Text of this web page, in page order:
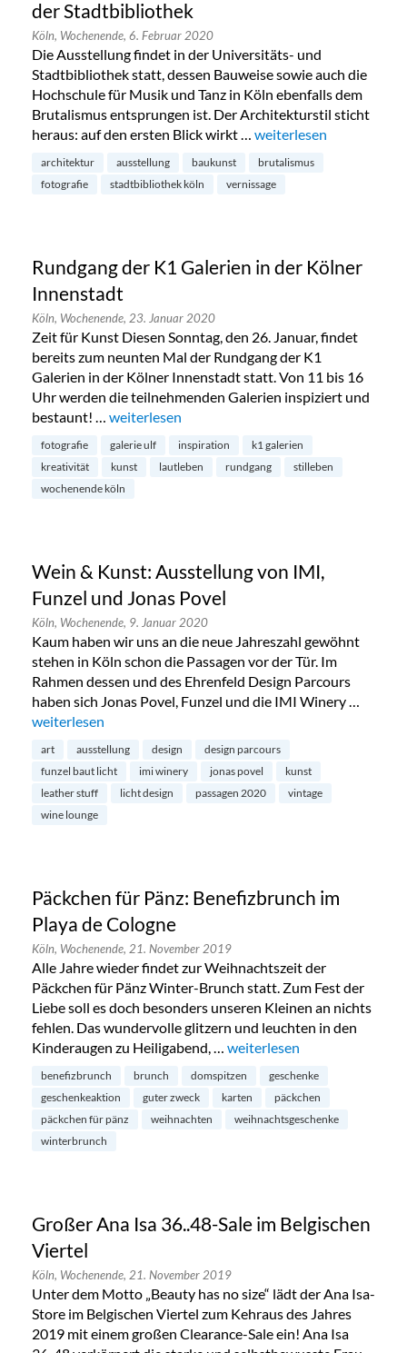
der Stadtbibliothek
Köln, Wochenende, 6. Februar 2020
Die Ausstellung findet in der Universitäts- und
Stadtbibliothek statt, dessen Bauweise sowie auch die
Hochschule für Musik und Tanz in Köln ebenfalls dem
Brutalismus entsprungen ist. Der Architekturstil sticht
heraus: auf den ersten Blick wirkt … „Ästhetik und
weiterlesen
architektur ausstellung baukunst
brutalismus
fotografie
stadtbibliothek köln vernissage
Rundgang der K1 Galerien in der Kölner
Innenstadt
Köln, Wochenende, 23. Januar 2020
Zeit für Kunst Diesen Sonntag, den 26. Januar, findet
bereits zum neunten Mal der Rundgang der K1
Galerien in der Kölner Innenstadt statt. Von 11 bis 16
Uhr werden die teilnehmenden Galerien inspiziert und
bestaunt! … „Rundgang der K1 Galerien in der Kölner
weiterlesen
fotografie galerie ulf inspiration
k1 galerien
kreativität
kunst lautleben rundgang
stilleben
wochenende köln
Wein & Kunst: Ausstellung von IMI,
Funzel und Jonas Povel
Köln, Wochenende, 9. Januar 2020
Kaum haben wir uns an die neue Jahreszahl gewöhnt
stehen in Köln schon die Passagen vor der Tür. Im
Rahmen dessen und des Ehrenfeld Design Parcours
haben sich Jonas Povel, Funzel und die IMI Winery …
„Wein & Kunst: Ausstellung von IMI, Funzel und Jonas
weiterlesen
art ausstellung design
design parcours
funzel baut licht
imi winery jonas povel
kunst
leather stuff
licht design passagen 2020
vintage
wine lounge
Päckchen für Pänz: Benefizbrunch im
Playa de Cologne
Köln, Wochenende, 21. November 2019
Alle Jahre wieder findet zur Weihnachtszeit der
Päckchen für Pänz Winter-Brunch statt. Zum Fest der
Liebe soll es doch besonders unseren Kleinen an nichts
fehlen. Das wundervolle glitzern und leuchten in den
Kinderaugen zu Heiligabend, … „Päckchen für Pänz:
weiterlesen
benefizbrunch brunch domspitzen
geschenke
geschenkeaktion
guter zweck karten
päckchen
päckchen für pänz
weihnachten
weihnachtsgeschenke
winterbrunch
Großer Ana Isa 36..48-Sale im Belgischen
Viertel
Köln, Wochenende, 21. November 2019
Unter dem Motto „Beauty has no size“ lädt der Ana Isa-
Store im Belgischen Viertel zum Kehraus des Jahres
2019 mit einem großen Clearance-Sale ein! Ana Isa